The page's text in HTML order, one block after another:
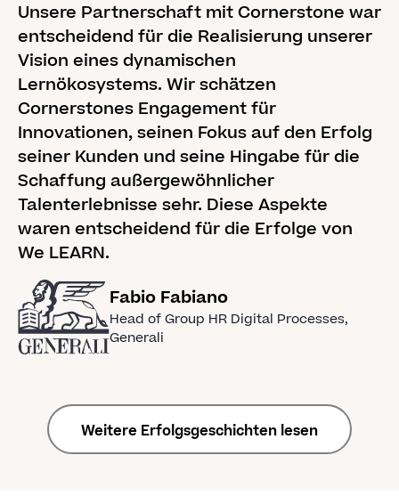
Unsere Partnerschaft mit Cornerstone war
entscheidend für die Realisierung unserer
Vision eines dynamischen
Lernökosystems. Wir schätzen
Cornerstones Engagement für
Innovationen, seinen Fokus auf den Erfolg
seiner Kunden und seine Hingabe für die
Schaffung außergewöhnlicher
Talenterlebnisse sehr. Diese Aspekte
waren entscheidend für die Erfolge von
We LEARN.
Fabio Fabiano
Head of Group HR Digital Processes,
Generali
Weitere Erfolgsgeschichten lesen